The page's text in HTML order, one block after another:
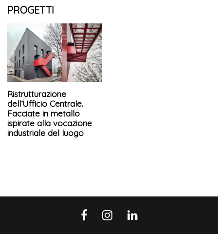
PROGETTI
Ristrutturazione
dell’Ufficio Centrale.
Facciate in metallo
ispirate alla vocazione
industriale del luogo